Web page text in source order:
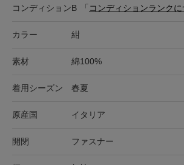
コンディションB 「 コンディションランクに
カラー 紺
素材 綿100%
着用シーズン 春夏
原産国 イタリア
開閉 ファスナー